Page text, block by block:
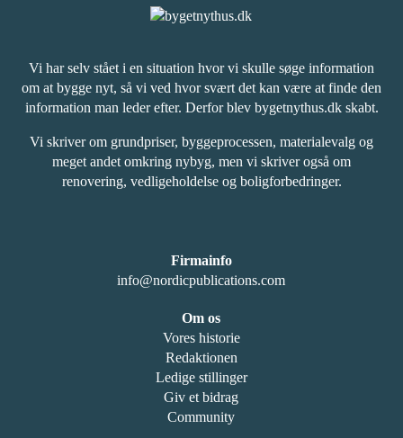
Vi har selv stået i en situation hvor vi skulle søge information
om at bygge nyt, så vi ved hvor svært det kan være at finde den
information man leder efter. Derfor blev bygetnythus.dk skabt.
Vi skriver om grundpriser, byggeprocessen, materialevalg og
meget andet omkring nybyg, men vi skriver også om
renovering, vedligeholdelse og boligforbedringer.
Firmainfo
info@nordicpublications.com
Om os
Vores historie
Redaktionen
Ledige stillinger
Giv et bidrag
Community